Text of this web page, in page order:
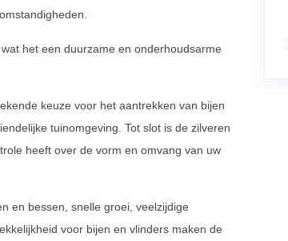
het een duurzame en onderhoudsarme
keuze voor het aantrekken van bijen
tuinomgeving. Tot slot is de zilveren
heeft over de vorm en omvang van uw
en bessen, snelle groei, veelzijdige
voor bijen en vlinders maken de